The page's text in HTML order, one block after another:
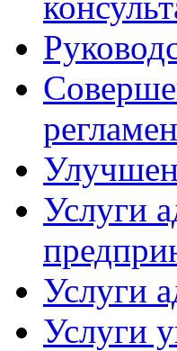
Услуги
Услуги
Услуги